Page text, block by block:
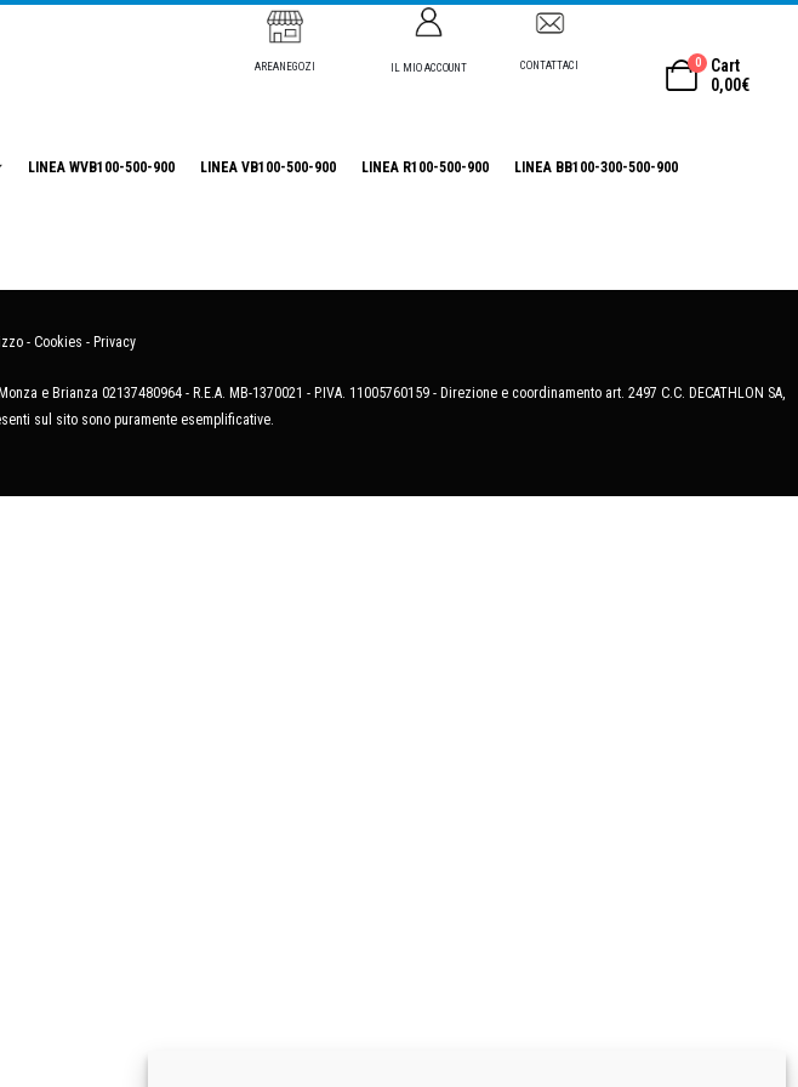
AREANEGOZI IL MIO ACCOUNT CONTATTACI 0
Cart
0,00€
LINEA WVB100-500-900 LINEA VB100-500-900 LINEA R100-500-900 LINEA BB100-300-500-900
- Cookies - Privacy
e Brianza 02137480964 - R.E.A. MB-1370021 - P.IVA. 11005760159 - Direzione e coordinamento art. 2497 C.C. DECATHLON SA,
sul sito sono puramente esemplificative.